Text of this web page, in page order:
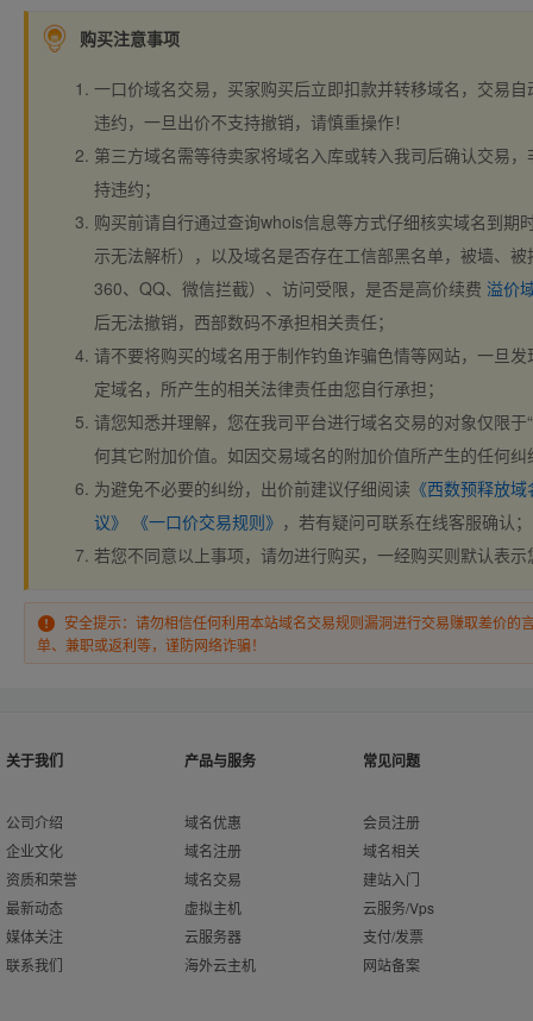
购买注意事项
一口价域名交易，买家购买后立即扣款并转移域名，交易
违约，一旦出价不支持撤销，请慎重操作！
第三方域名需等待卖家将域名入库或转入我司后确认交易
持违约；
购买前请自行通过查询whois信息等方式仔细核实域名到期
示无法解析），以及域名是否存在工信部黑名单，被墙、
360、QQ、微信拦截）、访问受限，是否是高价续费 溢价
后无法撤销，西部数码不承担相关责任；
请不要将购买的域名用于制作钓鱼诈骗色情等网站，一旦
定域名，所产生的相关法律责任由您自行承担；
请您知悉并理解，您在我司平台进行域名交易的对象仅限于
何其它附加价值。如因交易域名的附加价值所产生的任何
为避免不必要的纠纷，出价前建议仔细阅读 《西数预释放
议》
《一口价交易规则》 ，若有疑问可联系在线客服确认；
若您不同意以上事项，请勿进行购买，一经购买则默认表
安全提示：请勿相信任何利用本站域名交易规则漏洞进行交易赚取差价的
单、兼职或返利等，谨防网络诈骗！
关于我们
公司介绍
企业文化
资质和荣誉
最新动态
媒体关注
联系我们
产品与服务
域名优惠
域名注册
域名交易
虚拟主机
云服务器
海外云主机
常见问题
会员注册
域名相关
建站入门
云服务/Vps
支付/发票
网站备案